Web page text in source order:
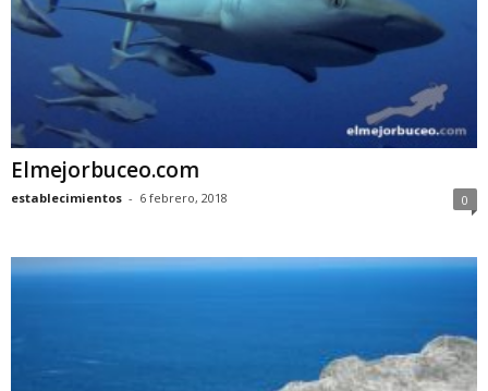
Elmejorbuceo.com
establecimientos - 6 febrero, 2018 0